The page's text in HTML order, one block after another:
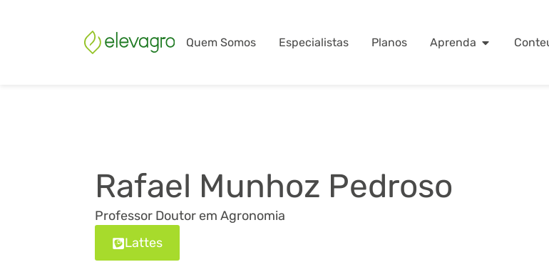
Quem Somos Especialistas Planos Aprenda
Rafael Munhoz Pedroso
Professor Doutor em Agronomia
Lattes